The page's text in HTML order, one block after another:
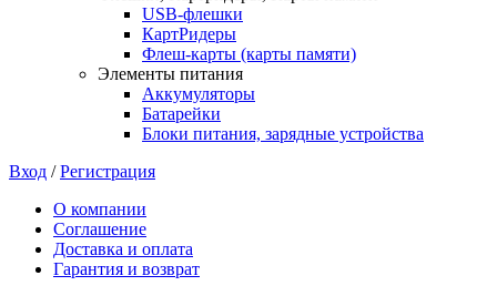
USB-флешки
КартРидеры
Флеш-карты (карты памяти)
Элементы питания
Аккумуляторы
Батарейки
Блоки питания, зарядные устройства
Вход /Регистрация
О компании
Соглашение
Доставка и оплата
Гарантия и возврат